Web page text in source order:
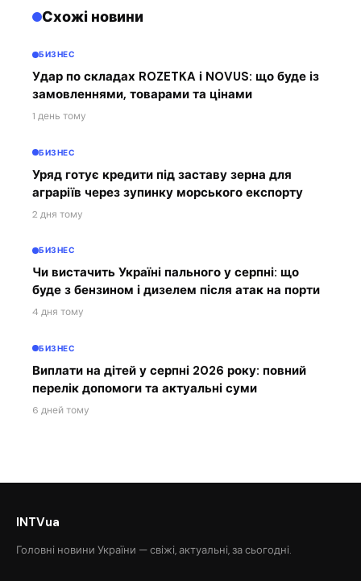
Схожі новини
БИЗНЕС
Удар по складах ROZETKA і NOVUS: що буде із
замовленнями, товарами та цінами
1 день тому
БИЗНЕС
Уряд готує кредити під заставу зерна для
аграріїв через зупинку морського експорту
2 дня тому
БИЗНЕС
Чи вистачить Україні пального у серпні: що
буде з бензином і дизелем після атак на порти
4 дня тому
БИЗНЕС
Виплати на дітей у серпні 2026 року: повний
перелік допомоги та актуальні суми
6 дней тому
INTVua
Головні новини України — свіжі, актуальні, за сьогодні.